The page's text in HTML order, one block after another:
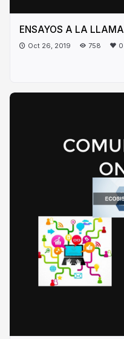
ENSAYOS A LA LLAMA
Oct 26, 2019 758 0